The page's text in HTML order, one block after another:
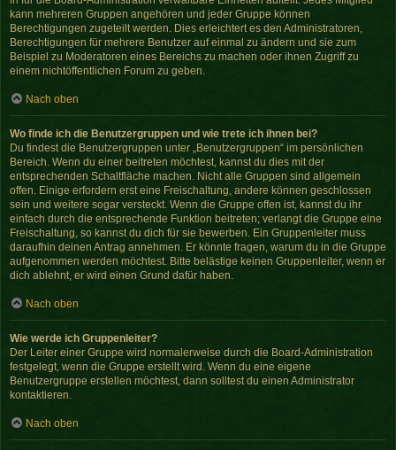
kann mehreren Gruppen angehören und jeder Gruppe können
Berechtigungen zugeteilt werden. Dies erleichtert es den Administratoren,
Berechtigungen für mehrere Benutzer auf einmal zu ändern und sie zum
Beispiel zu Moderatoren eines Bereichs zu machen oder ihnen Zugriff zu
einem nichtöffentlichen Forum zu geben.
Nach oben
Wo finde ich die Benutzergruppen und wie trete ich ihnen bei?
Du findest die Benutzergruppen unter „Benutzergruppen“ im persönlichen
Bereich. Wenn du einer beitreten möchtest, kannst du dies mit der
entsprechenden Schaltfläche machen. Nicht alle Gruppen sind allgemein
offen. Einige erfordern erst eine Freischaltung, andere können geschlossen
sein und weitere sogar versteckt. Wenn die Gruppe offen ist, kannst du ihr
einfach durch die entsprechende Funktion beitreten; verlangt die Gruppe eine
Freischaltung, so kannst du dich für sie bewerben. Ein Gruppenleiter muss
daraufhin deinen Antrag annehmen. Er könnte fragen, warum du in die Gruppe
aufgenommen werden möchtest. Bitte belästige keinen Gruppenleiter, wenn er
dich ablehnt, er wird einen Grund dafür haben.
Nach oben
Wie werde ich Gruppenleiter?
Der Leiter einer Gruppe wird normalerweise durch die Board-Administration
festgelegt, wenn die Gruppe erstellt wird. Wenn du eine eigene
Benutzergruppe erstellen möchtest, dann solltest du einen Administrator
kontaktieren.
Nach oben